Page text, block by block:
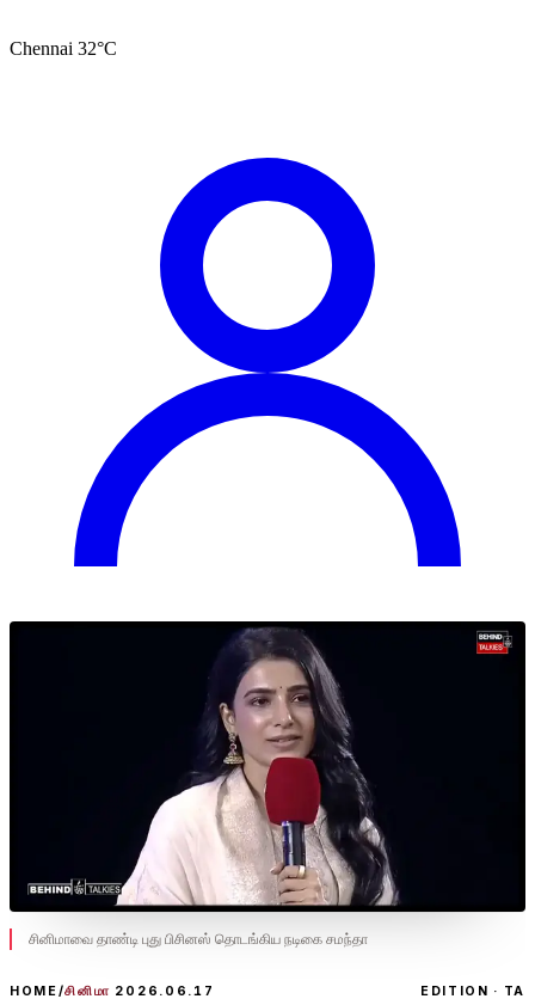
Chennai 32°C
சினிமாவை தாண்டி புது பிசினஸ் தொடங்கிய நடிகை சமந்தா
HOME/சினிமா 2026.06.17 EDITION · TA